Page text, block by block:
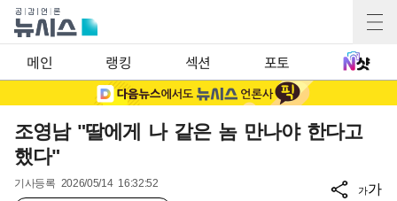
메인 랭킹 섹션 포토
조영남 "딸에게 나 같은 놈 만나야 한다고
했다"
기사등록 2026/05/14 16:32:52
가가